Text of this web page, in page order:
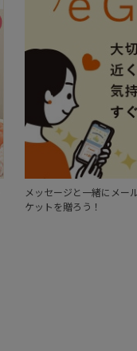
メッセージと一緒にメー
ケットを贈ろう！